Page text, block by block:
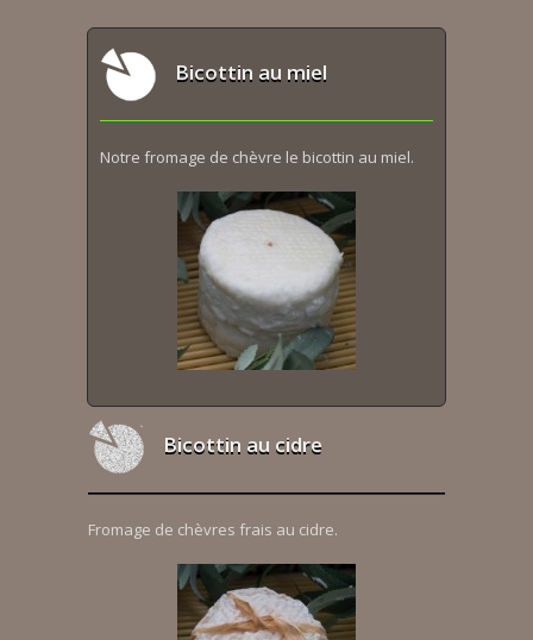
Bicottin au miel
Notre fromage de chèvre le bicottin au miel.
Bicottin au cidre
Fromage de chèvres frais au cidre.